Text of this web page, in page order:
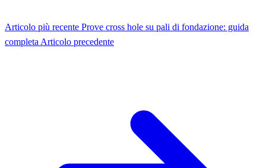
Articolo più recente Prove cross hole su pali di fondazione: guida
completa Articolo precedente